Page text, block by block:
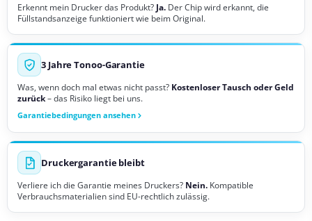
Erkennt mein Drucker das Produkt? Ja. Der Chip wird erkannt, die
Füllstandsanzeige funktioniert wie beim Original.
3 Jahre Tonoo-Garantie
Was, wenn doch mal etwas nicht passt? Kostenloser Tausch oder Geld
zurück– das Risiko liegt bei uns.
Garantiebedingungen ansehen
Druckergarantie bleibt
Verliere ich die Garantie meines Druckers? Nein. Kompatible
Verbrauchsmaterialien sind EU-rechtlich zulässig.